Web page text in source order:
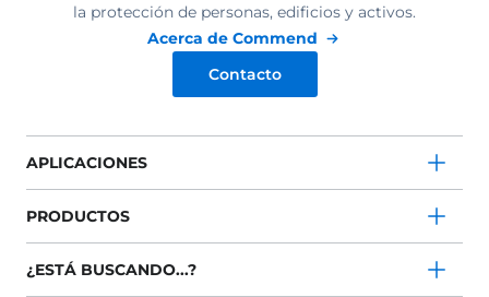
la protección de personas, edificios y activos.
Acerca de Commend
Contacto
APLICACIONES
PRODUCTOS
¿ESTÁ BUSCANDO...?